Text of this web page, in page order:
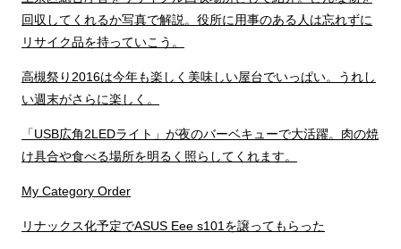
回収してくれるか写真で解説。役所に用事のある人は忘れずに
リサイク品を持っていこう。
高槻祭り2016は今年も楽しく美味しい屋台でいっぱい。うれし
い週末がさらに楽しく。
「USB広角2LEDライト」が夜のバーベキューで大活躍。肉の焼
け具合や食べる場所を明るく照らしてくれます。
My Category Order
リナックス化予定でASUS Eee s101を譲ってもらった